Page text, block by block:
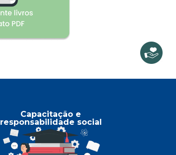
Capacitação e
responsabilidade social